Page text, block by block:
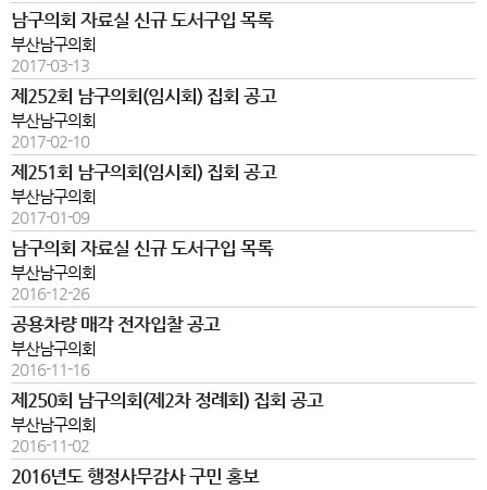
남구의회 자료실 신규 도서구입 목록
부산남구의회
2017-03-13
제252회 남구의회(임시회) 집회 공고
부산남구의회
2017-02-10
제251회 남구의회(임시회) 집회 공고
부산남구의회
2017-01-09
남구의회 자료실 신규 도서구입 목록
부산남구의회
2016-12-26
공용차량 매각 전자입찰 공고
부산남구의회
2016-11-16
제250회 남구의회(제2차 정례회) 집회 공고
부산남구의회
2016-11-02
2016년도 행정사무감사 구민 홍보